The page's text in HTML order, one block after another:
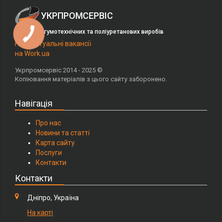
УКРПРОМСЕРВІС
Виробник гумотехнічних та поліуретанових виробів
Наші актуальні вакансії
на Work.ua
Укрпромсервіс 2014 - 2025 ©
Копіювання матеріалів з цього сайту заборонено.
Навігація
Про нас
Новини та статті
Карта сайту
Послуги
Контакти
Контакти
Дніпро, Україна
На карті